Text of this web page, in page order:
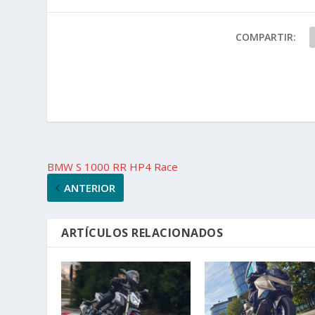
COMPARTIR:
BMW S 1000 RR HP4 Race
ANTERIOR
ARTÍCULOS RELACIONADOS